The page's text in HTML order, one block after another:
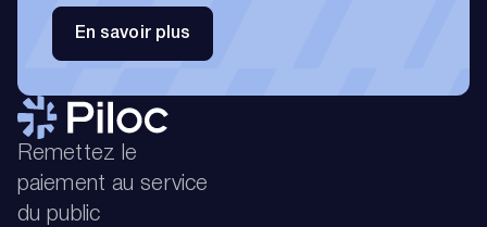
En savoir plus
Remettez le
paiement au service
du public